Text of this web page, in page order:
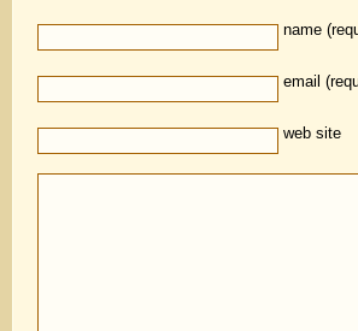
name
email
web site